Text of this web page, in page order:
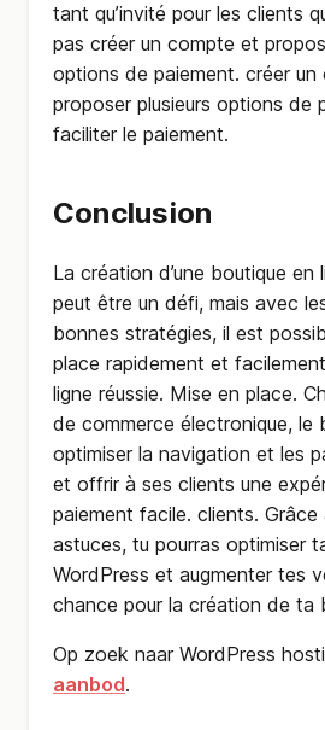
tant qu’invité pour les clients
pas créer un compte et
options de paiement. créer un
proposer plusieurs options de
faciliter le paiement.
Conclusion
La création d’une boutique en
peut être un défi, mais avec
bonnes stratégies, il est
place rapidement et
ligne réussie. Mise en place.
de commerce électronique, le
optimiser la navigation et les
et offrir à ses clients une
paiement facile. clients.
astuces, tu pourras optimiser
WordPress et augmenter tes
chance pour la création de ta
Op zoek naar WordPress
aanbod.